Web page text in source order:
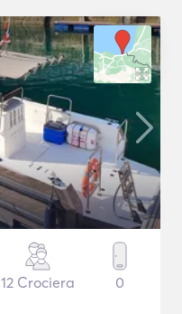
12 Crociera 0